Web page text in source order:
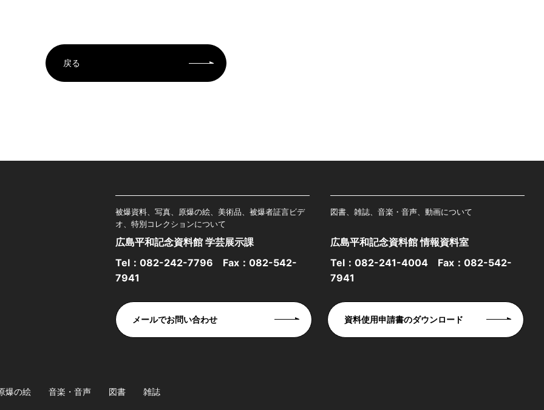
戻る
被爆資料、写真、原爆の絵、美術品、被爆者証言ビデ
オ、特別コレクションについて
広島平和記念資料館 学芸展示課
Tel： 082-242-7796 Fax：082-542-
7941
図書、雑誌、音楽・音声、動画について
広島平和記念資料館 情報資料室
Tel： 082-241-4004 Fax：082-542-
7941
メールでお問い合わせ 資料使用申請書のダウンロード
爆の絵 音楽・音声 図書 雑誌